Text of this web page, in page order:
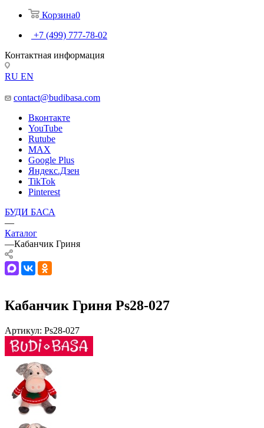
Корзина0
+7 (499) 777-78-02
Контактная информация
RU EN
contact@budibasa.com
Вконтакте
YouTube
Rutube
MAX
Google Plus
Яндекс.Дзен
TikTok
Pinterest
БУДИ БАСА
—
Каталог
—Кабанчик Гриня
Кабанчик Гриня Ps28-027
Артикул: Ps28-027